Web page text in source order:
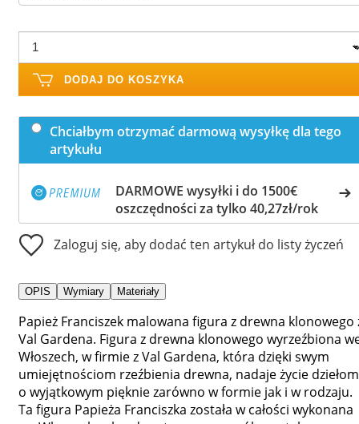
DODAJ DO KOSZYKA
Chciałbym otrzymać darmową wysyłkę dla tego
artykułu
DARMOWE wysyłki i do 1500€
oszczędności za tylko 40,27zł/rok
Zaloguj się, aby dodać ten artykuł do listy życzeń
OPIS Wymiary Materiały
Papież Franciszek malowana figura z drewna klonowego
Val Gardena. Figura z drewna klonowego wyrzeźbiona
Włoszech, w firmie z Val Gardena, która dzięki swym
umiejętnościom rzeźbienia drewna, nadaje życie dziełom
o wyjątkowym pięknie zarówno w formie jak i w rodzaju.
Ta figura Papieża Franciszka została w całości wykonana